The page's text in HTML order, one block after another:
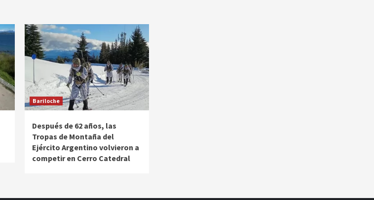
Bariloche
Después de 62 años, las
Tropas de Montaña del
Ejército Argentino volvieron a
competir en Cerro Catedral